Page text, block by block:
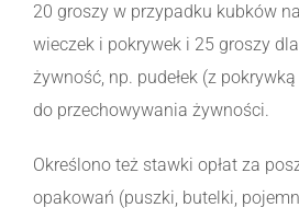
20 groszy w przypadku kubków
wieczek i pokrywek i 25 groszy
żywność, np. pudełek (z
do przechowywania żywności.
Określono też stawki opłat za
opakowań (puszki, butelki,